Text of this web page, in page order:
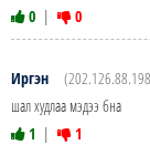
0 | 0
Иргэн
шал худлаа мэдээ бна
1 | 1